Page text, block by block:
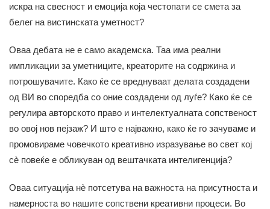
искра на свесност и емоција која честопати се смета за
белег на вистинската уметност?
Оваа дебата не е само академска. Таа има реални
импликации за уметниците, креаторите на содржина и
потрошувачите. Како ќе се вреднуваат делата создадени
од ВИ во споредба со оние создадени од луѓе? Како ќе се
регулира авторското право и интелектуалната сопственост
во овој нов пејзаж? И што е најважно, како ќе го зачуваме и
промовираме човечкото креативно изразување во свет кој
сè повеќе е обликуван од вештачката интелигенција?
Оваа ситуација нè потсетува на важноста на присутноста и
намерноста во нашите сопствени креативни процеси. Во